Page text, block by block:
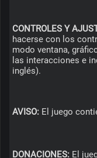
CONTROLES Y
hacerse con los
modo ventana,
las interacciones e
inglés).
AVISO: El juego
DONACIONES: El